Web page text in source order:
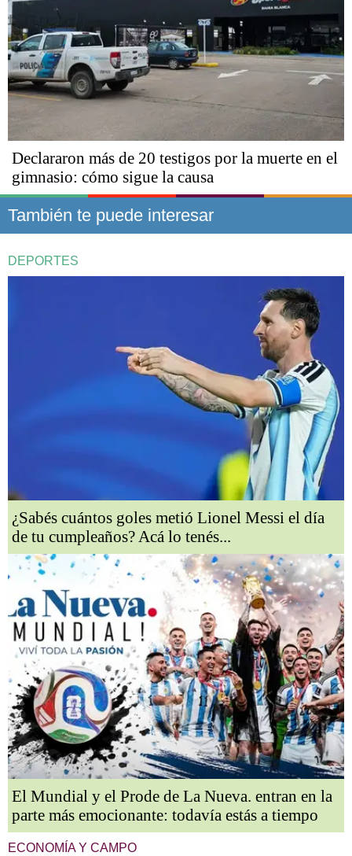
Declararon más de 20 testigos por la muerte en el
gimnasio: cómo sigue la causa
También te puede interesar
DEPORTES
¿Sabés cuántos goles metió Lionel Messi el día
de tu cumpleaños? Acá lo tenés...
El Mundial y el Prode de La Nueva. entran en la
parte más emocionante: todavía estás a tiempo
ECONOMÍA Y CAMPO